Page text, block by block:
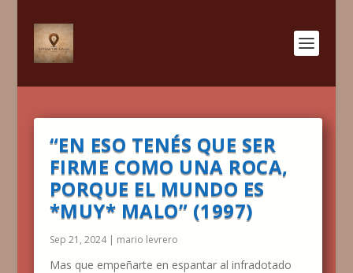
“EN ESO TENÉS QUE SER
FIRME COMO UNA ROCA,
PORQUE EL MUNDO ES
*MUY* MALO” (1997)
Sep 21, 2024| mario levrero
Mas que empeñarte en espantar al infradotado